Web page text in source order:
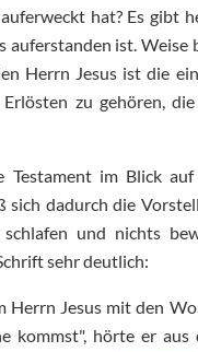
hat? Es gibt
auferstanden ist. Weise
Herrn Jesus ist die
zu gehören,
Testament im Blick
sich dadurch die
und nichts
sehr deutlich:
Herrn Jesus mit den
kommst", hörte er aus